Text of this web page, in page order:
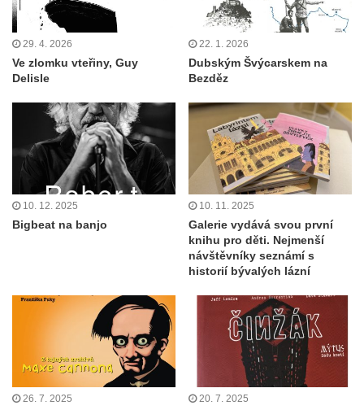
29. 4. 2026
Ve zlomku vteřiny, Guy
Delisle
22. 1. 2026
Dubským Švýcarskem na
Bezděz
10. 12. 2025
Bigbeat na banjo
10. 11. 2025
Galerie vydává svou první
knihu pro děti. Nejmenší
návštěvníky seznámí s
historií bývalých lázní
26. 7. 2025 20. 7. 2025